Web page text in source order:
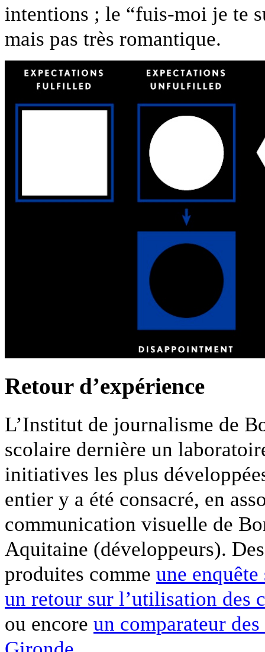
intentions ; le “fuis-moi je te
mais pas très romantique.
Retour d’expérience
L’Institut de journalisme de
scolaire dernière un
initiatives les plus
entier y a été consacré, en
communication visuelle de
Aquitaine (développeurs).
produites comme une
un retour sur l’utilisation des
ou encore un comparateur